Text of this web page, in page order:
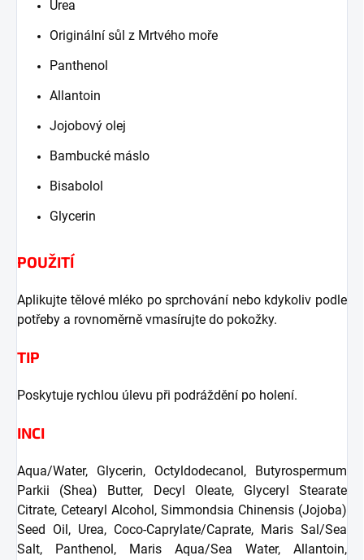
Urea
Originální sůl z Mrtvého moře
Panthenol
Allantoin
Jojobový olej
Bambucké máslo
Bisabolol
Glycerin
POUŽITÍ
Aplikujte tělové mléko po sprchování nebo kdykoliv podle
potřeby a rovnoměrně vmasírujte do pokožky.
TIP
Poskytuje rychlou úlevu při podráždění po holení.
INCI
Aqua/Water, Glycerin, Octyldodecanol, Butyrospermum
Parkii (Shea) Butter, Decyl Oleate, Glyceryl Stearate
Citrate, Cetearyl Alcohol, Simmondsia Chinensis (Jojoba)
Seed Oil, Urea, Coco-Caprylate/Caprate, Maris Sal/Sea
Salt, Panthenol, Maris Aqua/Sea Water, Allantoin,